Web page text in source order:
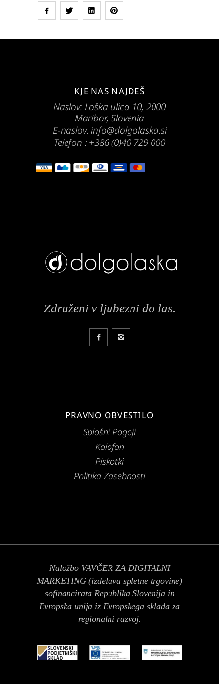
KJE NAS NAJDEŠ
Naslov: Loška ulica 10, 2000
Maribor, Slovenia
E-naslov:info@dolgolaska.si
Telefon : +386 (0)40 729 000
Združeni v ljubezni do las.
PRAVNO OBVESTILO
Splošni Pogoji
Kolofon
Piskotki
Politika Zasebnosti
Naložbo VAVČER ZA DIGITALNI
MARKETING (izdelava spletne trgovine)
sofinancirata Republika Slovenija in
Evropska unija iz Evropskega sklada za
regionalni razvoj.